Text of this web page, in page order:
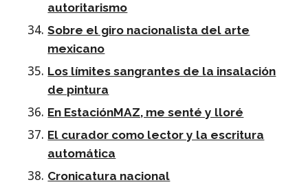
autoritarismo
Sobre el giro nacionalista del arte
mexicano
Los límites sangrantes de la insalación
de pintura
En EstaciónMAZ, me senté y lloré
El curador como lector y la escritura
automática
Cronicatura nacional